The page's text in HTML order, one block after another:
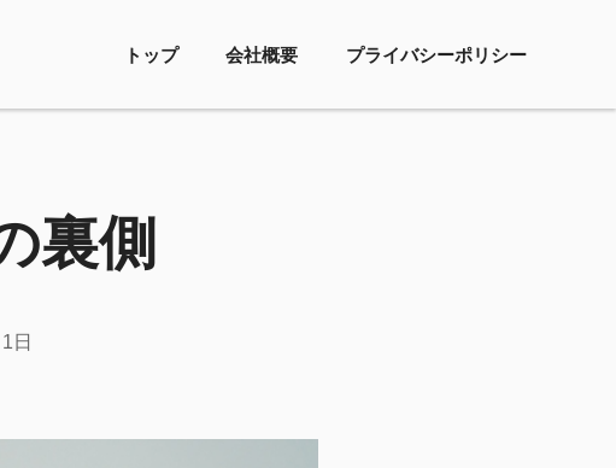
トップ 会社概要 プライバシーポリシー
裏側
日